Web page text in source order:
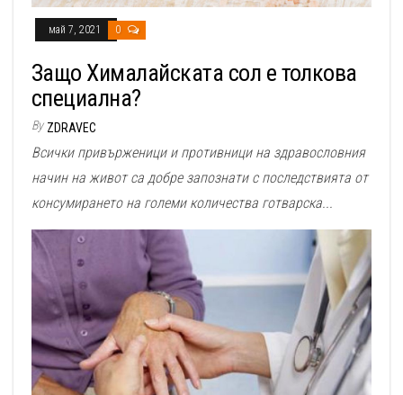
май 7, 2021 0
Защо Хималайската сол е толкова
специална?
By ZDRAVEC
Всички привърженици и противници на здравословния
начин на живот са добре запознати с последствията от
консумирането на големи количества готварска...